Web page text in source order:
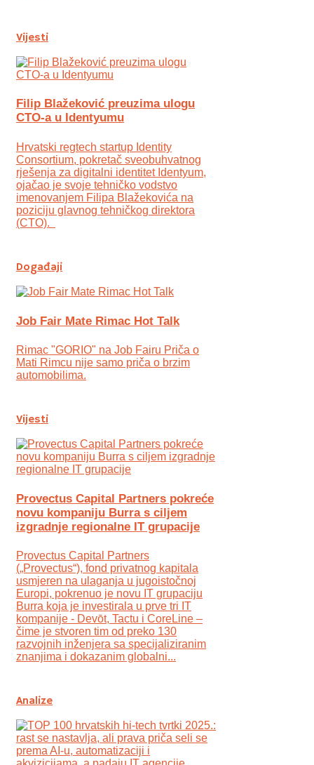
Vijesti
Filip Blažeković preuzima ulogu
CTO-a u Identyumu
Hrvatski regtech startup Identity
Consortium, pokretač sveobuhvatnog
rješenja za digitalni identitet Identyum,
ojаčao je svoje tehničko vodstvo
imenovanjem Filipa Blažekovića na
poziciju glavnog tehničkog direktora
(CTO).
Događaji
Job Fair Mate Rimac Hot Talk
Rimac "GORIO" na Job Fairu Priča o
Mati Rimcu nije samo priča o brzim
automobilima.
Vijesti
Provectus Capital Partners pokreće
novu kompaniju Burra s ciljem
izgradnje regionalne IT grupacije
Provectus Capital Partners
(„Provectus“), fond privatnog kapitala
usmjeren na ulaganja u jugoistočnoj
Europi, pokrenuo je novu IT grupaciju
Burra koja je investirala u prve tri IT
kompanije - Devōt, Tactu i CoreLine –
čime je stvoren tim od preko 130
razvojnih inženjera sa specijaliziranim
znanjima i dokazanim globalni...
Analize